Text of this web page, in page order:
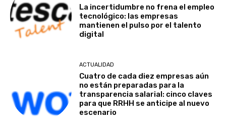
La incertidumbre no frena el empleo
tecnológico: las empresas
mantienen el pulso por el talento
digital
ACTUALIDAD
Cuatro de cada diez empresas aún
no están preparadas para la
transparencia salarial: cinco claves
para que RRHH se anticipe al nuevo
escenario